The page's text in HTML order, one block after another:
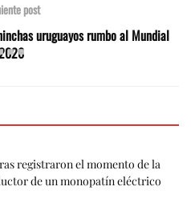
post
uruguayos rumbo al Mundial
registraron el momento de la
de un monopatín eléctrico